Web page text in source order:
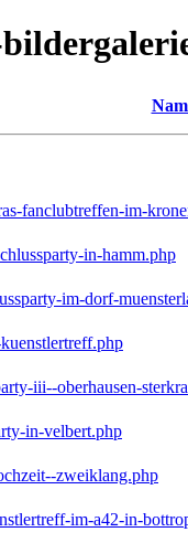
fanclubtreffen-im-
in-hamm.php
im-dorf-
iii--oberhausen-
in-velbert.php
zweiklang.php
im-a42-in-